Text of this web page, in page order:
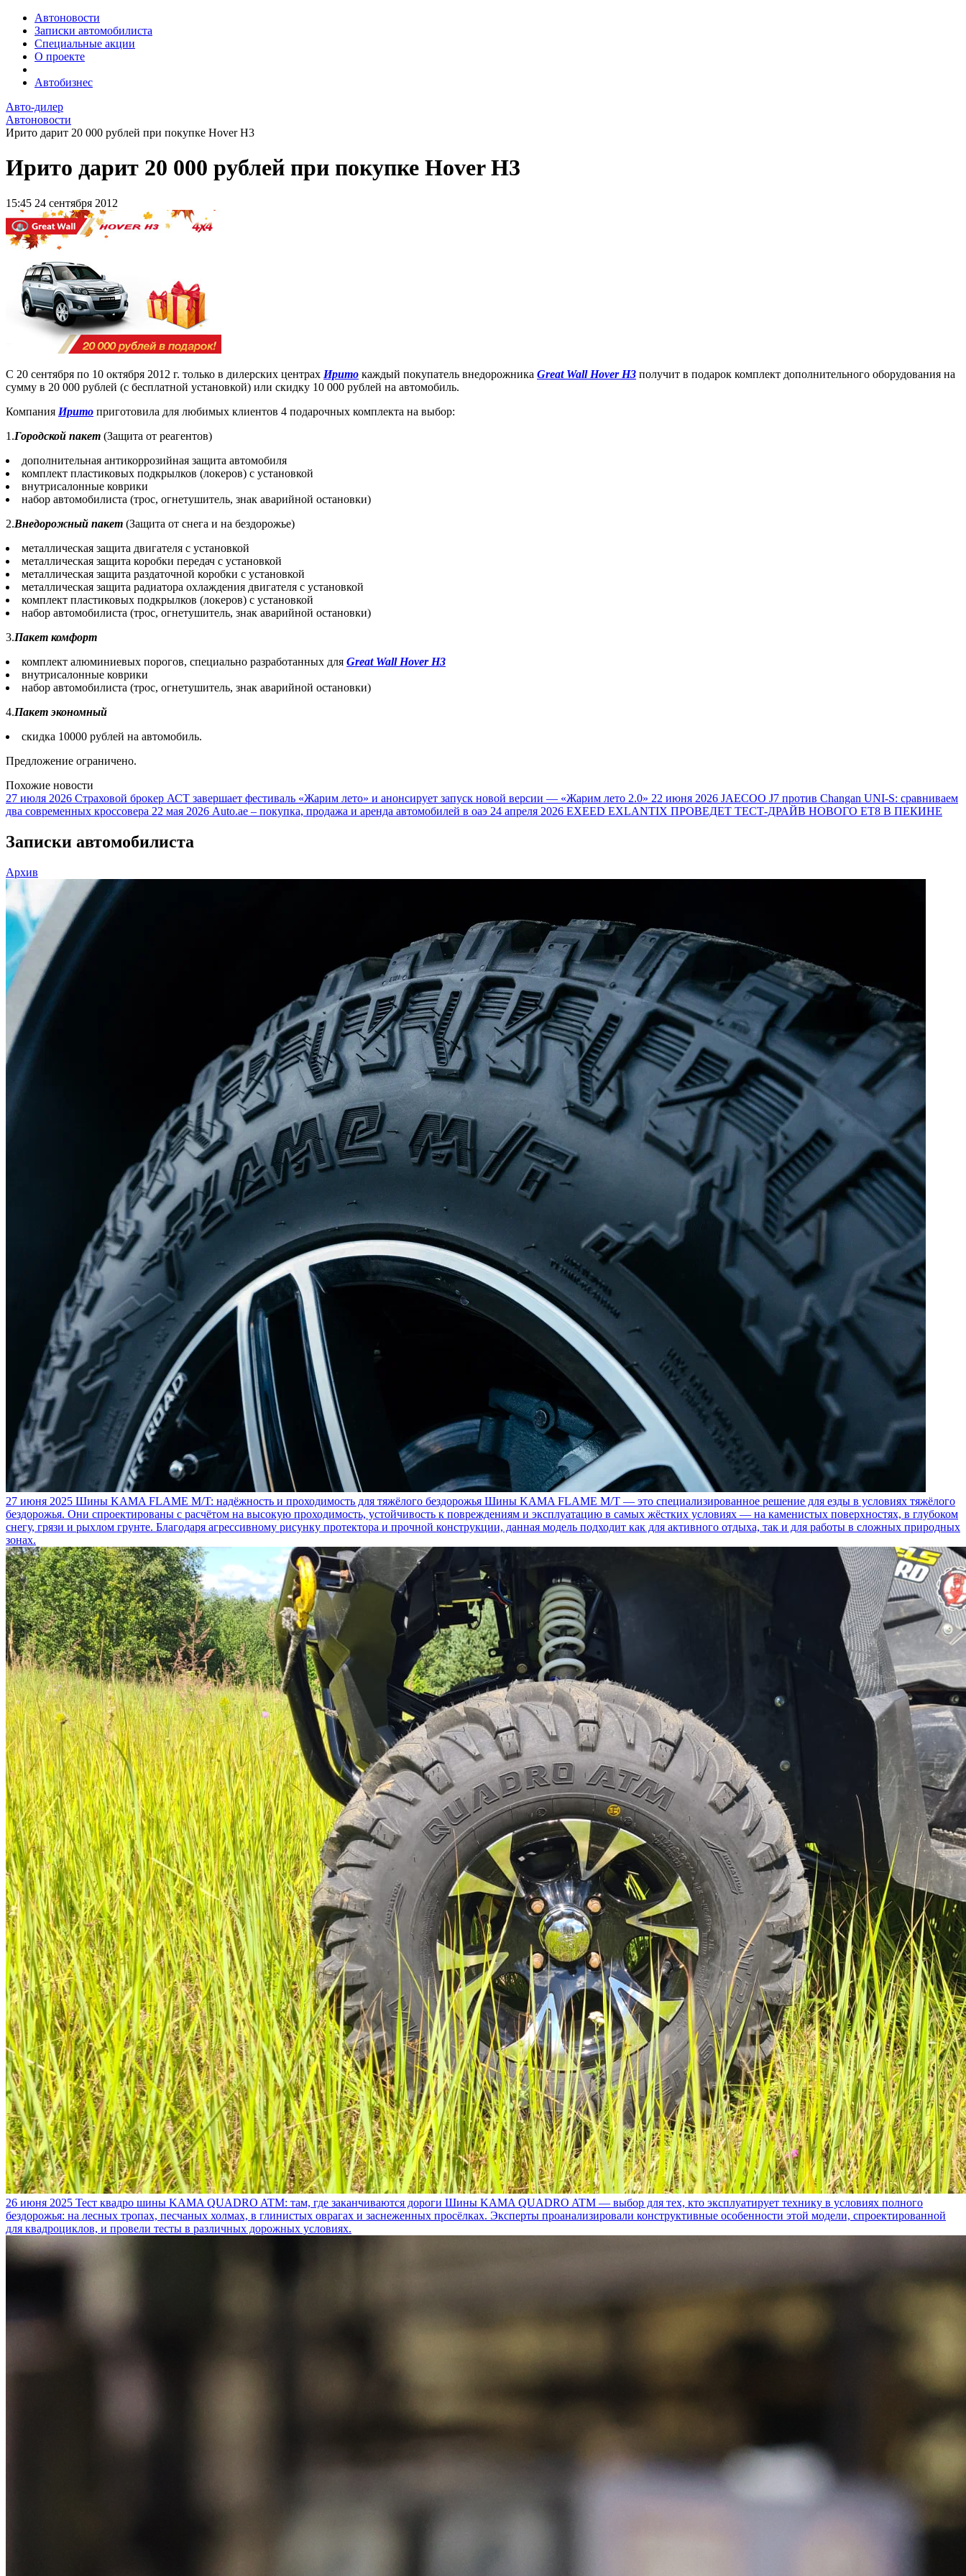
Автоновости
Записки автомобилиста
Специальные акции
О проекте
Автобизнес
Авто-дилер
Автоновости
Ирито дарит 20 000 рублей при покупке Hover H3
Ирито дарит 20 000 рублей при покупке Hover H3
15:45 24 сентября 2012
С 20 сентября по 10 октября 2012 г. только в дилерских центрах Ирито каждый покупатель внедорожника Great Wall Hover H3 получит в подарок комплект дополнительного оборудования на
сумму в 20 000 рублей (с бесплатной установкой) или скидку 10 000 рублей на автомобиль.
Компания Ирито приготовила для любимых клиентов 4 подарочных комплекта на выбор:
1.Городской пакет (Защита от реагентов)
дополнительная антикоррозийная защита автомобиля
комплект пластиковых подкрылков (локеров) с установкой
внутрисалонные коврики
набор автомобилиста (трос, огнетушитель, знак аварийной остановки)
2.Внедорожный пакет (Защита от снега и на бездорожье)
металлическая защита двигателя с установкой
металлическая защита коробки передач с установкой
металлическая защита раздаточной коробки с установкой
металлическая защита радиатора охлаждения двигателя с установкой
комплект пластиковых подкрылков (локеров) с установкой
набор автомобилиста (трос, огнетушитель, знак аварийной остановки)
3.Пакет комфорт
комплект алюминиевых порогов, специально разработанных для Great Wall Hover H3
внутрисалонные коврики
набор автомобилиста (трос, огнетушитель, знак аварийной остановки)
4.Пакет экономный
скидка 10000 рублей на автомобиль.
Предложение ограничено.
Похожие новости
27 июля 2026 Страховой брокер АСТ завершает фестиваль «Жарим лето» и анонсирует запуск новой версии — «Жарим лето 2.0» 22 июня 2026 JAECOO J7 против Changan UNI-S: сравниваем
два современных кроссовера 22 мая 2026 Auto.ae – покупка, продажа и аренда автомобилей в оаэ 24 апреля 2026 EXEED EXLANTIX ПРОВЕДЕТ ТЕСТ-ДРАЙВ НОВОГО ET8 В ПЕКИНЕ
Записки автомобилиста
Архив
27 июня 2025 Шины KAMA FLAME M/T: надёжность и проходимость для тяжёлого бездорожья Шины KAMA FLAME M/T — это специализированное решение для езды в условиях тяжёлого
бездорожья. Они спроектированы с расчётом на высокую проходимость, устойчивость к повреждениям и эксплуатацию в самых жёстких условиях — на каменистых поверхностях, в глубоком
снегу, грязи и рыхлом грунте. Благодаря агрессивному рисунку протектора и прочной конструкции, данная модель подходит как для активного отдыха, так и для работы в сложных природных
зонах.
26 июня 2025 Тест квадро шины KAMA QUADRO ATM: там, где заканчиваются дороги Шины KAMA QUADRO ATM — выбор для тех, кто эксплуатирует технику в условиях полного
бездорожья: на лесных тропах, песчаных холмах, в глинистых оврагах и заснеженных просёлках. Эксперты проанализировали конструктивные особенности этой модели, спроектированной
для квадроциклов, и провели тесты в различных дорожных условиях.